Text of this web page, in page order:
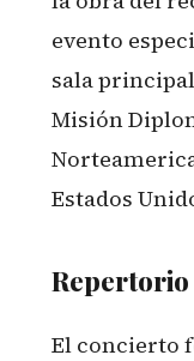
evento
sala
Misión
Estados
Repertorio
El concierto